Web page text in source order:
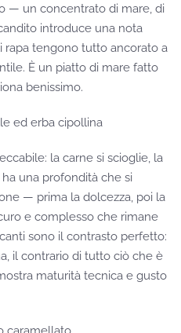
— un concentrato di mare, di
introduce una nota
tengono tutto ancorato a
È un piatto di mare fatto
benissimo.
ed erba cipollina
la carne si scioglie, la
una profondità che si
— prima la dolcezza, poi la
e complesso che rimane
sono il contrasto perfetto:
il contrario di tutto ciò che è
maturità tecnica e gusto